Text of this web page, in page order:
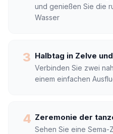
und genießen Sie die
Wasser
3 Halbtag in Zelve
Verbinden Sie zwei
einem einfachen
4 Zeremonie der
Sehen Sie eine Sema-